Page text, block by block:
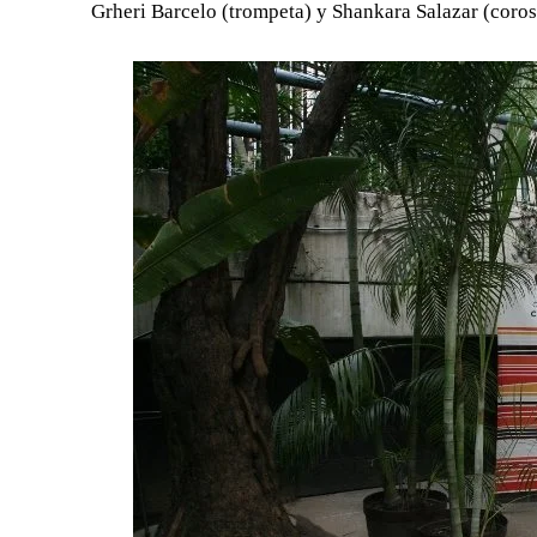
Grheri Barcelo (trompeta) y Shankara Salazar